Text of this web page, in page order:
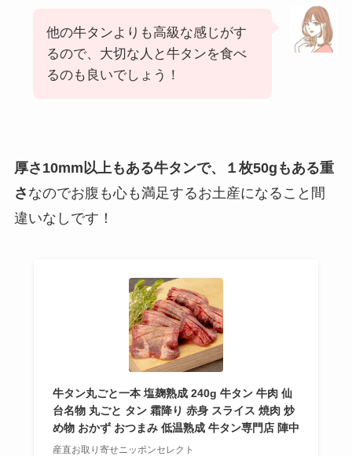
他の牛タンよりも高級な感じがす
るので、大切な人と牛タンを食べ
るのも良いでしょう！
厚さ10mm以上もある牛タンで、１枚50gもある重
さ なのでお腹も心も満足するお土産になること間
違いなしです！
牛タン丸ごと一本 塩麹熟成 240g 牛タン 牛肉 仙
台名物 丸ごと タン 霜降り 赤身 スライス 焼肉 炒
め物 おかず おつまみ 低温熟成 牛タン専門店 陣中
産直お取り寄せニッポンセレクト